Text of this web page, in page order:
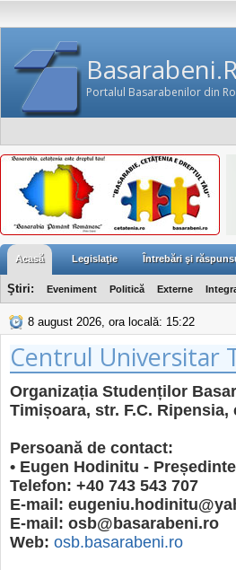
Portalul Basarabenilor din
Acasă Legislaţie Întrebări şi
Ştiri: Eveniment Politică Externe
8 august 2026, ora locală: 15:22
Centrul Universitar
Organizația Studenților
Timișoara, str. F.C. Ripensia,
Persoană de contact:
• Eugen Hodinitu -
Telefon: +40 743 543 707
E-mail:
E-mail: osb@basarabeni.ro
Web: osb.basarabeni.ro